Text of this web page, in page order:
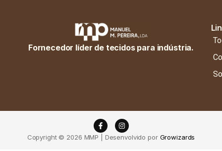
Fornecedor líder de tecidos para indústria.
Copyright © 2026 MMP | Desenvolvido por Growizards